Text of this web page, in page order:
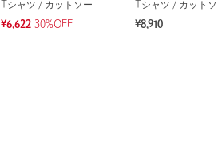
Tシャツ / カットソー
¥6,622 30%OFF
Tシャツ / カットソ
¥8,910